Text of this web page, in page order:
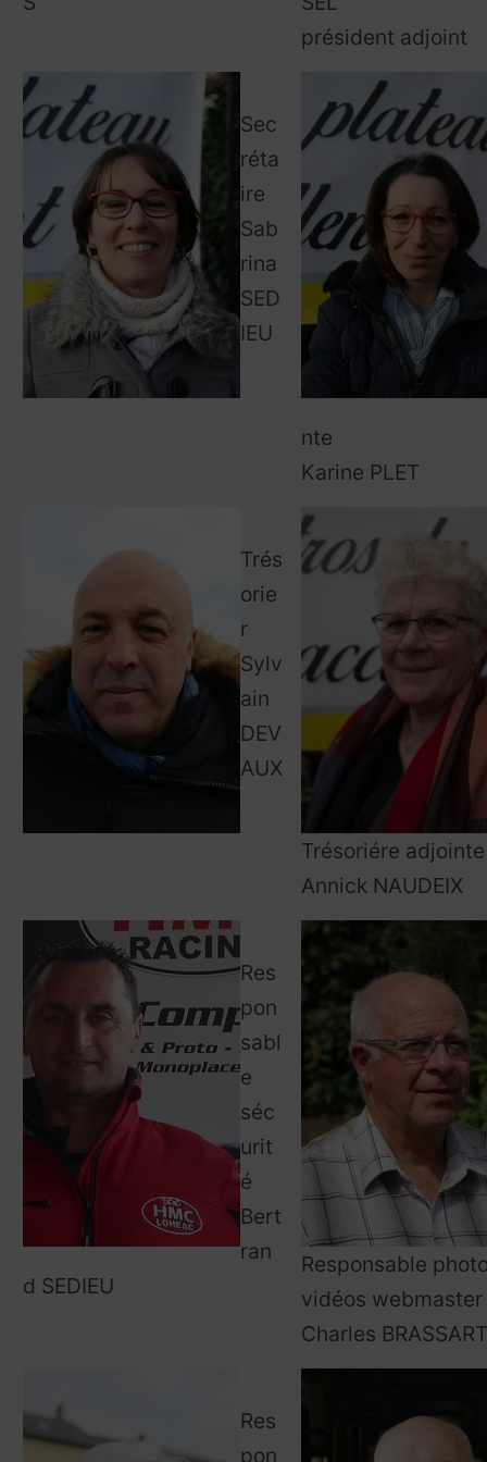
président adjoint
Sec
réta
ire
Sab
rina
SED
IEU
nte
Karine PLET
Trés
orie
r
Sylv
ain
DEV
AUX
Trésoriére adjointe
Annick NAUDEIX
Res
pon
sabl
e
séc
urit
é
Bert
ran
d SEDIEU
Responsable
vidéos webmaster
Charles BRASSART
Res
pon